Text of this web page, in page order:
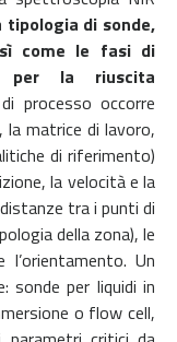
di sonde,
come le fasi di
per la riuscita
processo occorre
matrice di lavoro,
di riferimento)
la velocità e la
tra i punti di
della zona), le
l’orientamento. Un
sonde per liquidi in
o flow cell,